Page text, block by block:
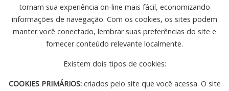
tornam sua experiência on-line mais fácil, economizando
informações de navegação. Com os cookies, os sites podem
manter você conectado, lembrar suas preferências do site e
fornecer conteúdo relevante localmente.
Existem dois tipos de cookies:
COOKIES PRIMÁRIOS:criados pelo site que você acessa. O site